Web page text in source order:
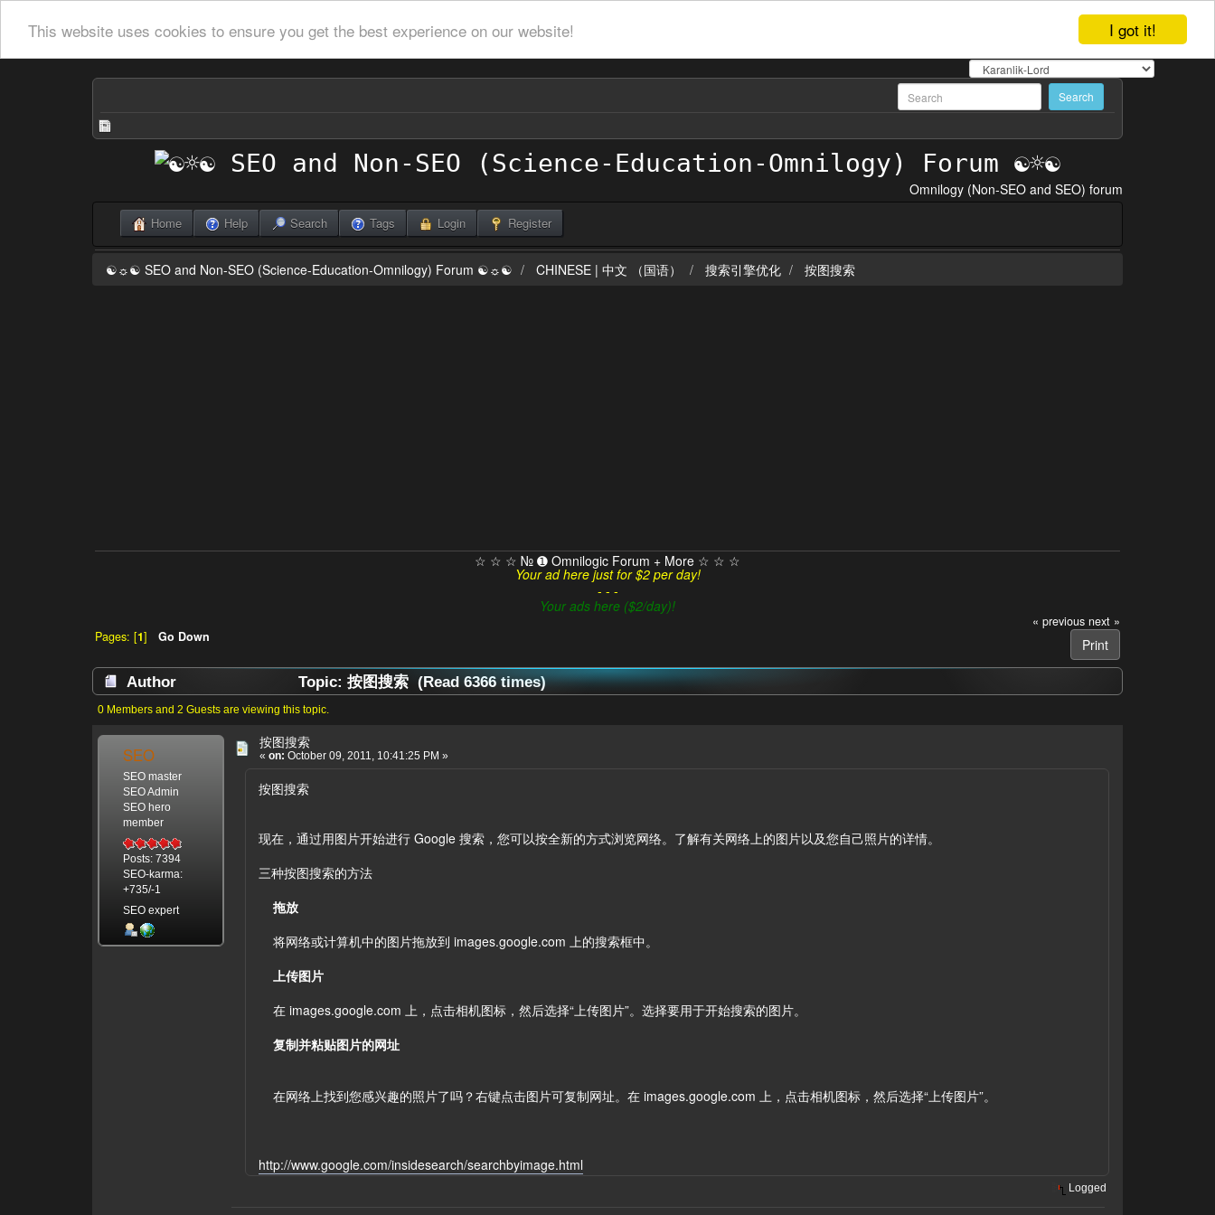
I got it!
This website uses cookies to ensure you get the best experience on our website!
Omnilogy (Non-SEO and SEO) forum
Home Help Search Tags Login Register
☯☼☯ SEO and Non-SEO (Science-Education-Omnilogy) Forum ☯☼☯ CHINESE | 中文 （国语） 搜索引擎优化 按图搜索
☆ ☆ ☆ № ➊ Omnilogic Forum + More ☆ ☆ ☆
Your ad here just for $2 per day!
- - -
Your ads here ($2/day)!
« previous next »
Print
Pages: [1] Go Down
Author Topic: 按图搜索 (Read 6366 times)
0 Members and 2 Guests are viewing this topic.
SEO
SEO master
SEO Admin
SEO hero
member
Posts: 7394
SEO-karma:
+735/-1
SEO expert
按图搜索
« on: October 09, 2011, 10:41:25 PM »
按图搜索
现在，通过用图片开始进行 Google 搜索，您可以按全新的方式浏览网络。了解有关网络上的图片以及您自己照片的详情。
三种按图搜索的方法
拖放
将网络或计算机中的图片拖放到 images.google.com 上的搜索框中。
上传图片
在 images.google.com 上，点击相机图标，然后选择“上传图片”。选择要用于开始搜索的图片。
复制并粘贴图片的网址
在网络上找到您感兴趣的照片了吗？右键点击图片可复制网址。在 images.google.com 上，点击相机图标，然后选择“上传图片”。
http://www.google.com/insidesearch/searchbyimage.html
Logged